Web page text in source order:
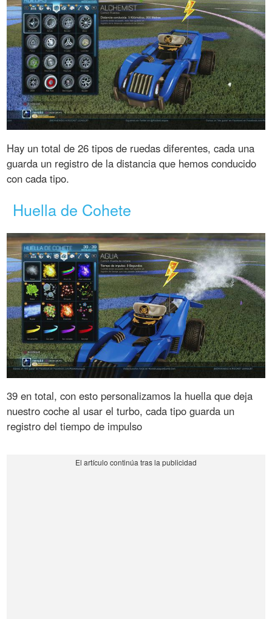
Hay un total de 26 tipos de ruedas diferentes, cada una
guarda un registro de la distancia que hemos conducido
con cada tipo.
Huella de Cohete
39 en total, con esto personalizamos la huella que deja
nuestro coche al usar el turbo, cada tipo guarda un
registro del tiempo de impulso